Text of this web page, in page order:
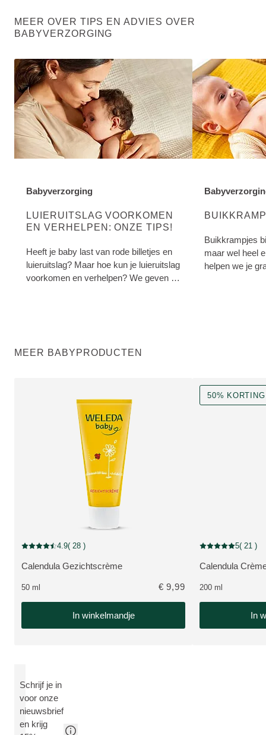
MEER OVER TIPS EN ADVIES OVER
BABYVERZORGING
LUIERUITSLAG VOORKOMEN
EN VERHELPEN: ONZE TIPS!
DISCOVER MORE ABOUT CATEGORY:
Babyverzorging
Heeft je baby last van rode billetjes en
luieruitslag? Maar hoe kun je luieruitslag
voorkomen en verhelpen? We geven je
DISCOVER
Buikkrampjes
maar wel heel
helpen we je
MEER BABYPRODUCTEN
BEKIJK PRODUCT:
Calendula Gezichtscrème
Beoordeling: 4.9 van 5 beoordeeld door 28 personen
4.9( 28 )
50 ml € 9,99
In winkelmandje
50% KORTING
50% Korting
BEKIJK
Calendula
Beoordeling: 5
5( 21 )
200 ml
In
Schrijf je in
voor onze
nieuwsbrief
en krijg